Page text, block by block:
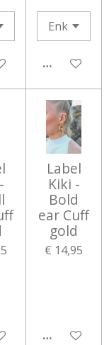
IN
Label
Kiki -
Bold
ear Cuff
gold
€ 14,95
IN